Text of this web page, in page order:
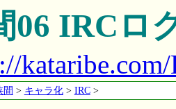
06 IRCロ
間 > キャラ化> IRC>